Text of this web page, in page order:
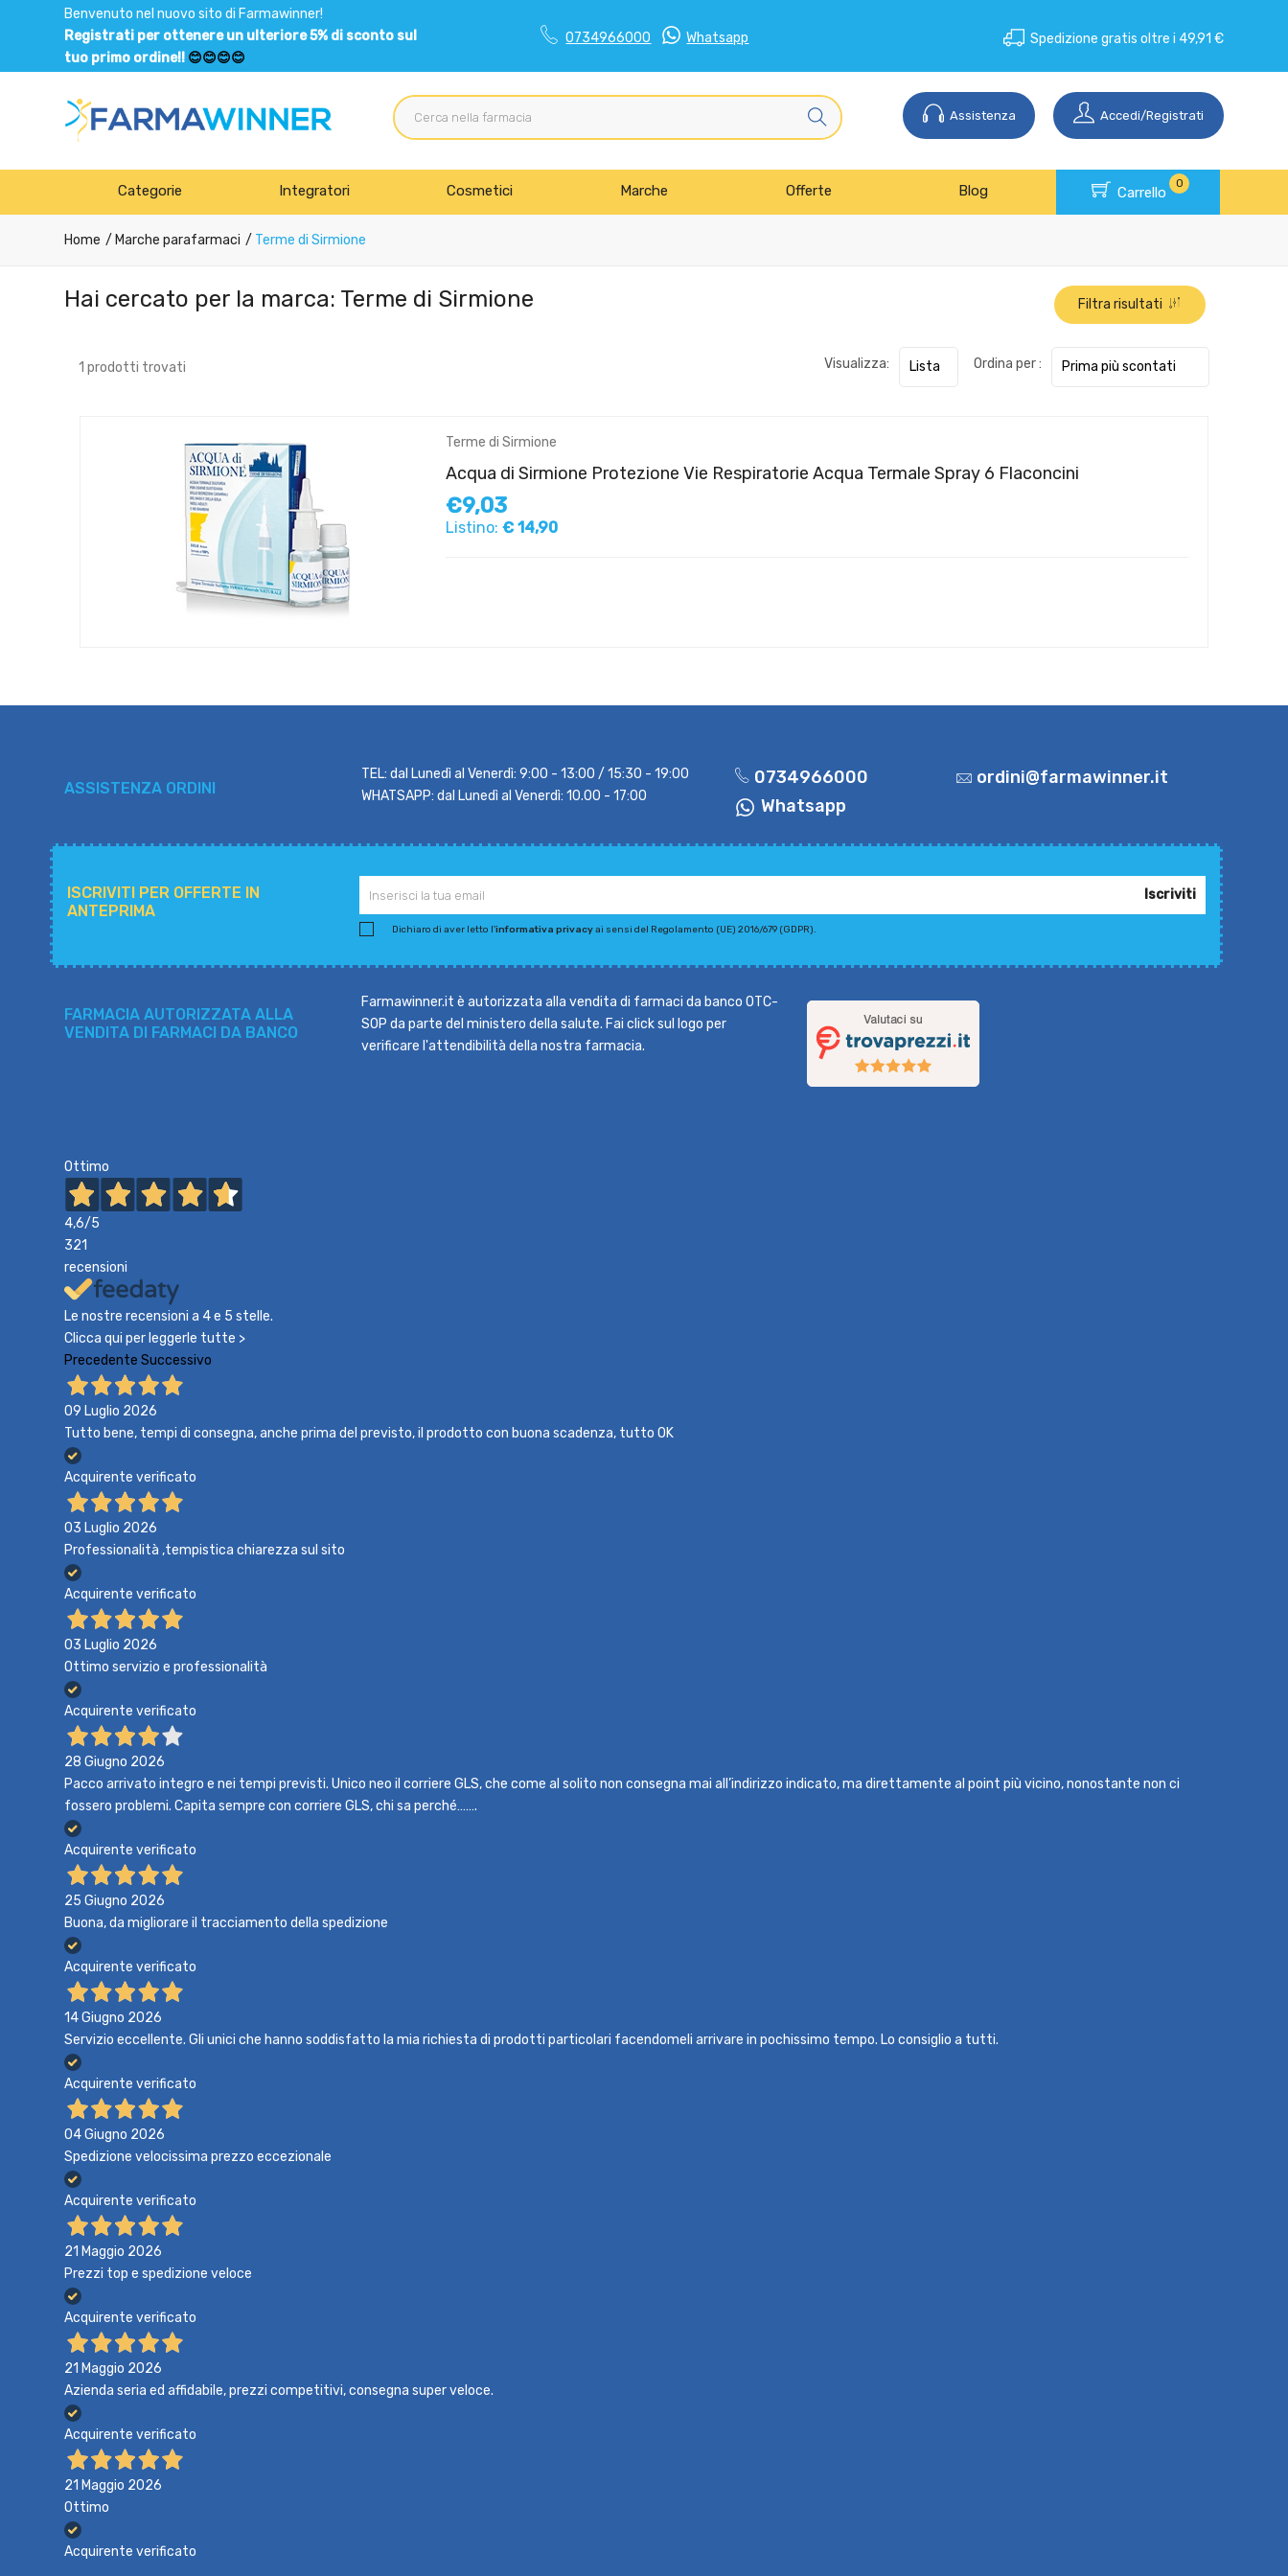
Benvenuto nel nuovo sito di Farmawinner!
Registrati per ottenere un ulteriore 5% di sconto sul
tuo primo ordine!! 😊😊😊😊
0734966000 Whatsapp Spedizione gratis oltre i 49,91 €
Assistenza Accedi/Registrati
Categorie Integratori Cosmetici Marche Offerte Blog Carrello
0
Home Marche parafarmaci Terme di Sirmione
Hai cercato per la marca: Terme di Sirmione Filtra risultati
1 prodotti trovati Visualizza: Ordina per :
Terme di Sirmione
Acqua di Sirmione Protezione Vie Respiratorie Acqua Termale Spray 6 Flaconcini
€9,03
Listino: € 14,90
ASSISTENZA ORDINI
TEL: dal Lunedì al Venerdì: 9:00 - 13:00 / 15:30 - 19:00
WHATSAPP: dal Lunedì al Venerdì: 10.00 - 17:00
0734966000
Whatsapp
ordini@farmawinner.it
ISCRIVITI PER OFFERTE IN
ANTEPRIMA
Iscriviti
Dichiaro di aver letto l'informativa privacyai sensi del Regolamento (UE) 2016/679 (GDPR).
FARMACIA AUTORIZZATA ALLA
VENDITA DI FARMACI DA BANCO
Farmawinner.it è autorizzata alla vendita di farmaci da banco OTC-
SOP da parte del ministero della salute. Fai click sul logo per
verificare l'attendibilità della nostra farmacia.
Ottimo
4,6/5
321
recensioni
Le nostre recensioni a 4 e 5 stelle.
Clicca qui per leggerle tutte >
Precedente Successivo
09 Luglio 2026
Tutto bene, tempi di consegna, anche prima del previsto, il prodotto con buona scadenza, tutto OK
Acquirente verificato
03 Luglio 2026
Professionalità ,tempistica chiarezza sul sito
Acquirente verificato
03 Luglio 2026
Ottimo servizio e professionalità
Acquirente verificato
28 Giugno 2026
Pacco arrivato integro e nei tempi previsti. Unico neo il corriere GLS, che come al solito non consegna mai all’indirizzo indicato, ma direttamente al point più vicino, nonostante non ci
fossero problemi. Capita sempre con corriere GLS, chi sa perché…….
Acquirente verificato
25 Giugno 2026
Buona, da migliorare il tracciamento della spedizione
Acquirente verificato
14 Giugno 2026
Servizio eccellente. Gli unici che hanno soddisfatto la mia richiesta di prodotti particolari facendomeli arrivare in pochissimo tempo. Lo consiglio a tutti.
Acquirente verificato
04 Giugno 2026
Spedizione velocissima prezzo eccezionale
Acquirente verificato
21 Maggio 2026
Prezzi top e spedizione veloce
Acquirente verificato
21 Maggio 2026
Azienda seria ed affidabile, prezzi competitivi, consegna super veloce.
Acquirente verificato
21 Maggio 2026
Ottimo
Acquirente verificato